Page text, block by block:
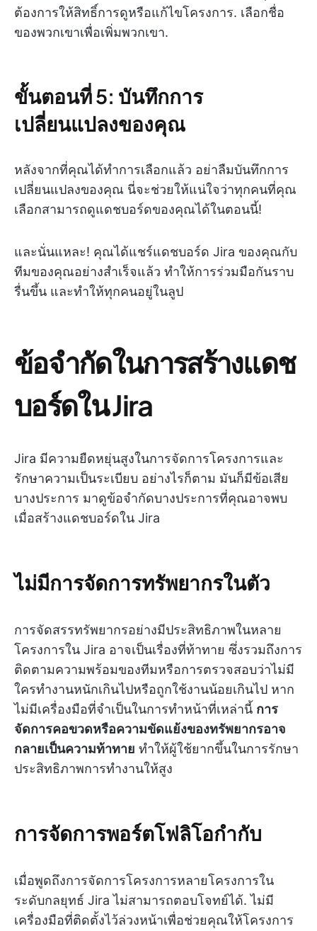
ต้องการให้สิทธิ์การดูหรือแก้ไขโครงการ. เลือกชื่อ
ของพวกเขาเพื่อเพิ่มพวกเขา.
ขั้นตอนที่ 5: บันทึกการ
เปลี่ยนแปลงของคุณ
หลังจากที่คุณได้ทำการเลือกแล้ว อย่าลืมบันทึกการ
เปลี่ยนแปลงของคุณ นี่จะช่วยให้แน่ใจว่าทุกคนที่คุณ
เลือกสามารถดูแดชบอร์ดของคุณได้ในตอนนี้!
และนั่นแหละ! คุณได้แชร์แดชบอร์ด Jira ของคุณกับ
ทีมของคุณอย่างสำเร็จแล้ว ทำให้การร่วมมือกันราบ
รื่นขึ้น และทำให้ทุกคนอยู่ในลูป
ข้อจำกัดในการสร้างแดช
บอร์ดใน Jira
Jira มีความยืดหยุ่นสูงในการจัดการโครงการและ
รักษาความเป็นระเบียบ อย่างไรก็ตาม มันก็มีข้อเสีย
บางประการ มาดูข้อจำกัดบางประการที่คุณอาจพบ
เมื่อสร้างแดชบอร์ดใน Jira
ไม่มีการจัดการทรัพยากรในตัว
การจัดสรรทรัพยากรอย่างมีประสิทธิภาพในหลาย
โครงการใน Jira อาจเป็นเรื่องที่ท้าทาย ซึ่งรวมถึงการ
ติดตามความพร้อมของทีมหรือการตรวจสอบว่าไม่มี
ใครทำงานหนักเกินไปหรือถูกใช้งานน้อยเกินไป หาก
ไม่มีเครื่องมือที่จำเป็นในการทำหน้าที่เหล่านี้ การ
จัดการคอขวดหรือความขัดแย้งของทรัพยากรอาจ
กลายเป็นความท้าทาย ทำให้ผู้ใช้ยากขึ้นในการรักษา
ประสิทธิภาพการทำงานให้สูง
การจัดการพอร์ตโฟลิโอกำกับ
เมื่อพูดถึงการจัดการโครงการหลายโครงการใน
ระดับกลยุทธ์ Jira ไม่สามารถตอบโจทย์ได้. ไม่มี
เครื่องมือที่ติดตั้งไว้ล่วงหน้าเพื่อช่วยคุณให้โครงการ